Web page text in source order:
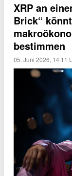
XRP an
Brick“
bestimmen
05. Juni 2026, 14:11